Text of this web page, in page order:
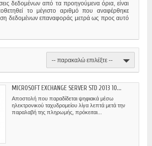
δεδομένων από τα προηγούμενα όρια, είναι
το μέγιστο αριθμό που αναφέρθηκε
δεδομένων επαναφοράς μετρά ως προς αυτό
-- παρακαλώ επιλέξτε --
MICROSOFT EXCHANGE SERVER STD 2013 10...
Αποστολή που παραδίδεται ψηφιακά μέσω
ηλεκτρονικού ταχυδρομείου λίγα λεπτά μετά την
παραλαβή της πληρωμής, πρόκειται...